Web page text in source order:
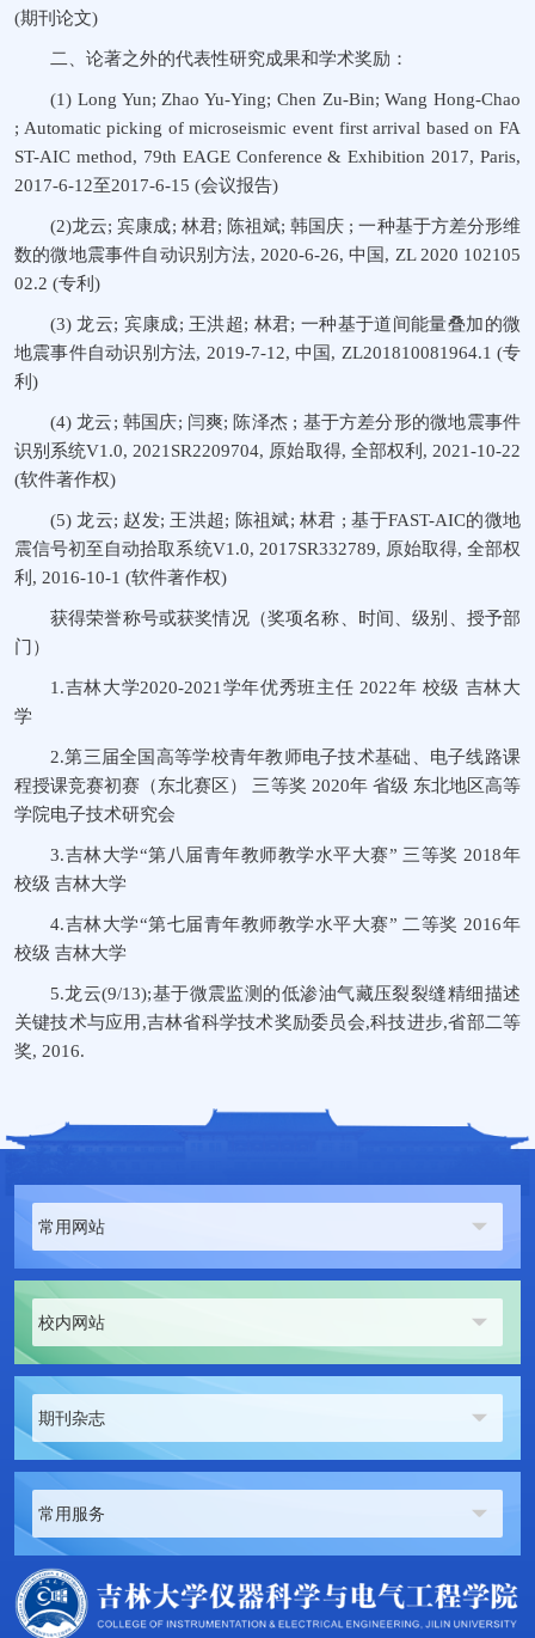
(期刊论文)
二、论著之外的代表性研究成果和学术奖励：
(1) Long Yun; Zhao Yu-Ying; Chen Zu-Bin; Wang Hong-Chao
; Automatic picking of microseismic event first arrival based on FA
ST-AIC method, 79th EAGE Conference & Exhibition 2017, Paris,
2017-6-12至2017-6-15 (会议报告)
(2)龙云; 宾康成; 林君; 陈祖斌; 韩国庆 ; 一种基于方差分形维
数的微地震事件自动识别方法, 2020-6-26, 中国, ZL 2020 102105
02.2 (专利)
(3) 龙云; 宾康成; 王洪超; 林君; 一种基于道间能量叠加的微
地震事件自动识别方法, 2019-7-12, 中国, ZL201810081964.1 (专
利)
(4) 龙云; 韩国庆; 闫爽; 陈泽杰 ; 基于方差分形的微地震事件
识别系统V1.0, 2021SR2209704, 原始取得, 全部权利, 2021-10-22
(软件著作权)
(5) 龙云; 赵发; 王洪超; 陈祖斌; 林君 ; 基于FAST-AIC的微地
震信号初至自动拾取系统V1.0, 2017SR332789, 原始取得, 全部权
利, 2016-10-1 (软件著作权)
获得荣誉称号或获奖情况（奖项名称、时间、级别、授予部
门）
1.吉林大学2020-2021学年优秀班主任 2022年 校级 吉林大
学
2.第三届全国高等学校青年教师电子技术基础、电子线路课
程授课竞赛初赛（东北赛区） 三等奖 2020年 省级 东北地区高等
学院电子技术研究会
3.吉林大学“第八届青年教师教学水平大赛” 三等奖 2018年
校级 吉林大学
4.吉林大学“第七届青年教师教学水平大赛” 二等奖 2016年
校级 吉林大学
5.龙云(9/13);基于微震监测的低渗油气藏压裂裂缝精细描述
关键技术与应用,吉林省科学技术奖励委员会,科技进步,省部二等
奖, 2016.
常用网站
校内网站
期刊杂志
常用服务